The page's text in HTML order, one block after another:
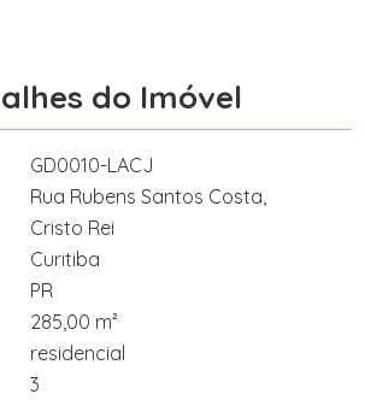
do Imóvel
GD0010-LACJ
Rua Rubens Santos Costa,
Cristo Rei
Curitiba
PR
285,00 m²
residencial
3